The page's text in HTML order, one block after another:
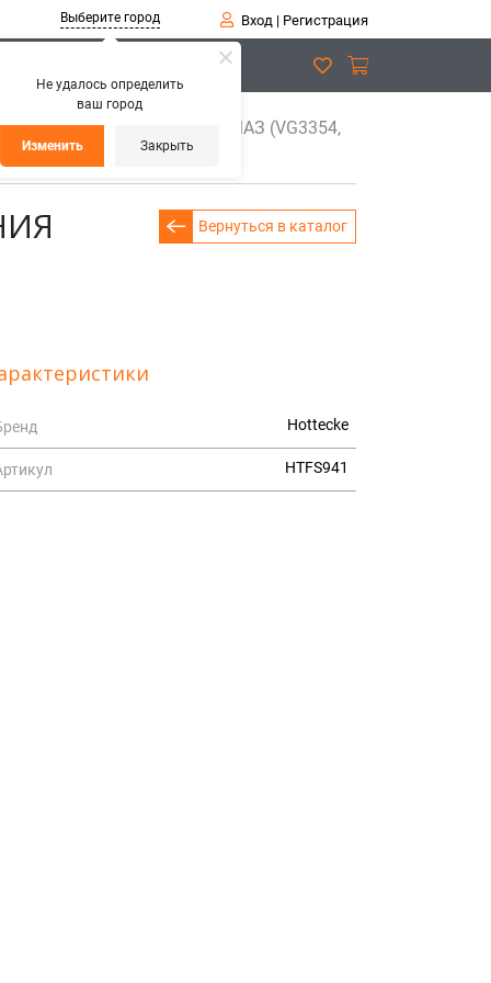
Не удалось определить
ваш город
Изменить Закрыть
Выберите город Вход| Регистрация
выключения сцепления МАЗ (VG3354,
Вернуться в каталог
Hottecke
HTFS941